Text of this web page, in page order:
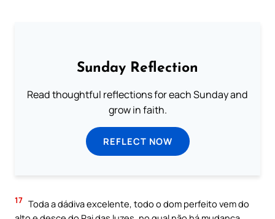
Sunday Reflection
Read thoughtful reflections for each Sunday and
grow in faith.
REFLECT NOW
17 Toda a dádiva excelente, todo o dom perfeito vem do